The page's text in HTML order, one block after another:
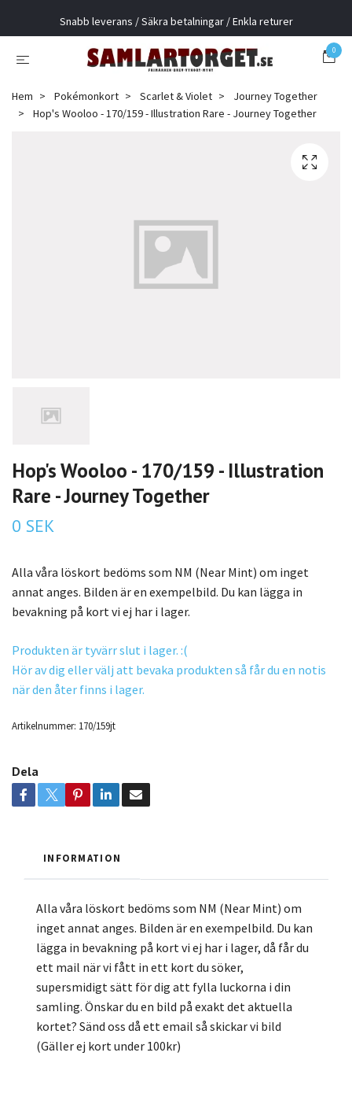
Snabb leverans / Säkra betalningar / Enkla returer
0
Hem Pokémonkort Scarlet & Violet
Journey Together
Hop's Wooloo - 170/159 - Illustration Rare - Journey Together
Hop's Wooloo - 170/159 - Illustration
Rare - Journey Together
0 SEK
Alla våra löskort bedöms som NM (Near Mint) om inget
annat anges. Bilden är en exempelbild. Du kan lägga in
bevakning på kort vi ej har i lager.
Produkten är tyvärr slut i lager. :(
Hör av dig eller välj att bevaka produkten så får du en notis
när den åter finns i lager.
Artikelnummer: 170/159jt
Dela
INFORMATION
Alla våra löskort bedöms som NM (Near Mint) om
inget annat anges. Bilden är en exempelbild. Du kan
lägga in bevakning på kort vi ej har i lager, då får du
ett mail när vi fått in ett kort du söker,
supersmidigt sätt för dig att fylla luckorna i din
samling. Önskar du en bild på exakt det aktuella
kortet? Sänd oss då ett email så skickar vi bild
(Gäller ej kort under 100kr)